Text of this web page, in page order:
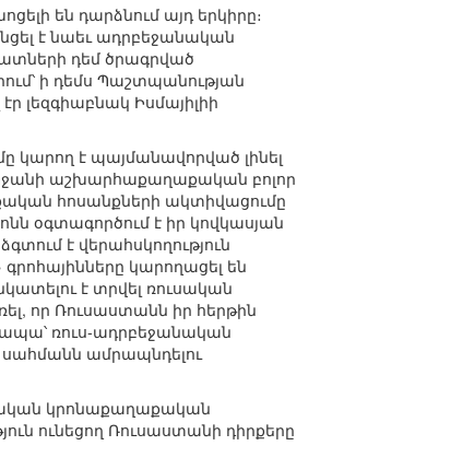
են դարձնում այդ երկիրը։
է նաեւ ադրբեջանական
դեմ ծրագրված
ի դեմս Պաշտպանության
լեզգիաբնակ Իսմայիլիի
կարող է պայմանավորված լինել
աշխարհաքաղաքական բոլոր
հոսանքների ակտիվացումը
օգտագործում է իր կովկասյան
է վերահսկողություն
կարողացել են
է տրվել ռուսական
որ Ռուսաստանն իր հերթին
ապա՝ ռուս-ադրբեջանական
սահմանն ամրապնդելու
կրոնաքաղաքական
ունեցող Ռուսաստանի դիրքերը